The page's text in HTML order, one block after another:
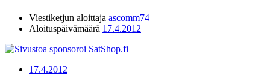
Viestiketjun aloittaja ascomm74
Aloituspäivämäärä 17.4.2012
17.4.2012